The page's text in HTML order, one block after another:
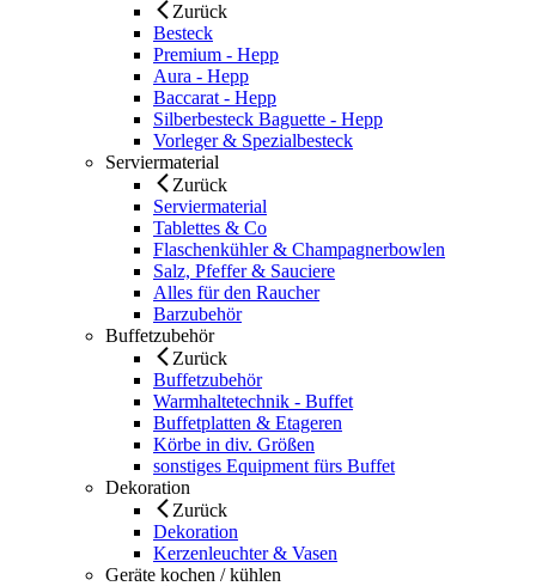
Zurück
Besteck
Premium - Hepp
Aura - Hepp
Baccarat - Hepp
Silberbesteck Baguette - Hepp
Vorleger & Spezialbesteck
Serviermaterial
Zurück
Serviermaterial
Tablettes & Co
Flaschenkühler & Champagnerbowlen
Salz, Pfeffer & Sauciere
Alles für den Raucher
Barzubehör
Buffetzubehör
Zurück
Buffetzubehör
Warmhaltetechnik - Buffet
Buffetplatten & Etageren
Körbe in div. Größen
sonstiges Equipment fürs Buffet
Dekoration
Zurück
Dekoration
Kerzenleuchter & Vasen
Geräte kochen / kühlen